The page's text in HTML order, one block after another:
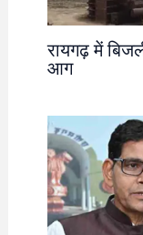
रायगढ़ में
आग